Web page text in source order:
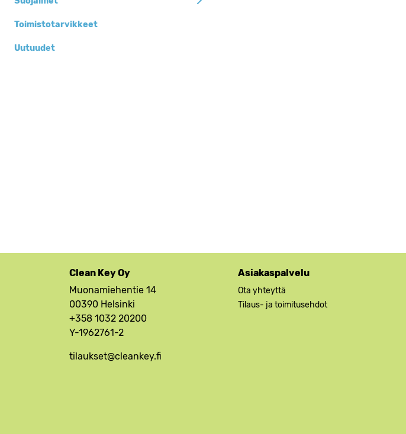
Toimistotarvikkeet
Uutuudet
Clean Key Oy
Muonamiehentie 14
00390 Helsinki
+358 1032 20200
Y-1962761-2
tilaukset@cleankey.fi
Asiakaspalvelu
Ota yhteyttä
Tilaus- ja toimitusehdot